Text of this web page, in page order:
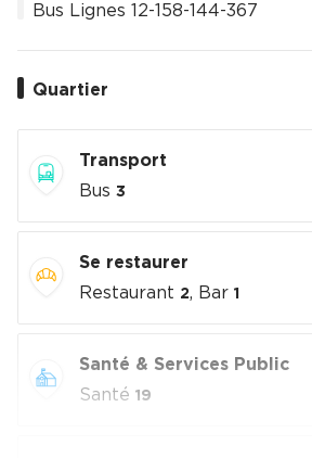
Bus Lignes 12-158-144-367
Quartier
Transport
Bus 3
Se restaurer
Restaurant 2, Bar 1
Santé & Services Public
Santé 19